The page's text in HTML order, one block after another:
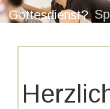
Gottesdienst?